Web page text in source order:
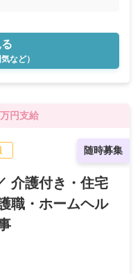
など）
円支給
随時募集
介護付き・住宅
職・ホームヘル